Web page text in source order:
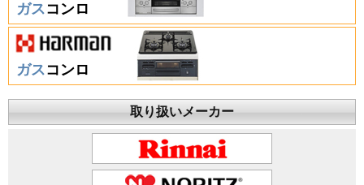
ガスコンロ
ガスコンロ
取り扱いメーカー